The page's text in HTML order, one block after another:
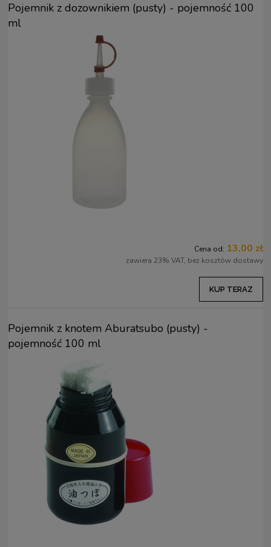
Pojemnik z dozownikiem (pusty) - pojemność 100
ml
Cena od: 13,00 zł
zawiera 23% VAT, bez kosztów dostawy
KUP TERAZ
Pojemnik z knotem Aburatsubo (pusty) -
pojemność 100 ml